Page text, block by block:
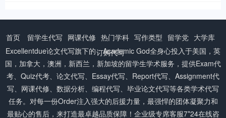
首页 留学生代写 网课代修 热门学科 写作类型 留学党 大学库
订购代写
Excellentdue论文代写旗下的：Academic God全身心投入于美国，英
国，加拿大，澳洲，新西兰，新加坡的留学生学术服务，提供Exam代
考、Quiz代考、论文代写、Essay代写、Report代写、Assignment代
写、网课代修、数据分析、编程代写、毕业论文代写等各类学术代写
任务。对每一份Order注入强大的后援力量，最强悍的团体凝聚力和
最贴心的售后，来打造最卓越品质保障！企业级专席客服7*24在线咨